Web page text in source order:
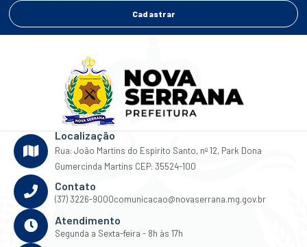
Cadastrar
Localização
Rua: João Martins do Espirito Santo, nº 12, Park Dona
Gumercinda Martins CEP: 35524-100
Contato
(37) 3226-9000comunicacao@novaserrana.mg.gov.br
Atendimento
Segunda a Sexta-feira - 8h às 17h